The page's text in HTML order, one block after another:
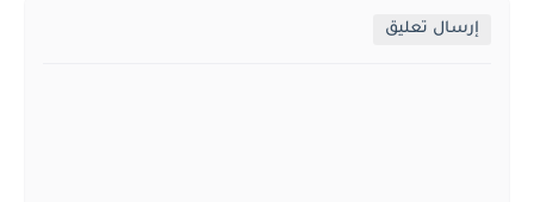
إرسال تعليق